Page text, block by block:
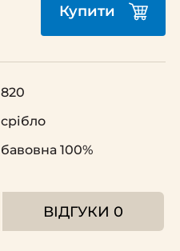
Купити
820
срібло
бавовна 100%
ВІДГУКИ 0